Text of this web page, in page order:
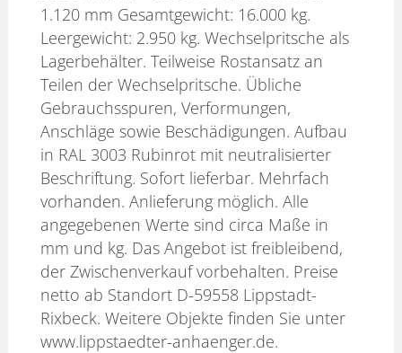
1.120 mm Gesamtgewicht: 16.000 kg.
Leergewicht: 2.950 kg. Wechselpritsche als
Lagerbehälter. Teilweise Rostansatz an
Teilen der Wechselpritsche. Übliche
Gebrauchsspuren, Verformungen,
Anschläge sowie Beschädigungen. Aufbau
in RAL 3003 Rubinrot mit neutralisierter
Beschriftung. Sofort lieferbar. Mehrfach
vorhanden. Anlieferung möglich. Alle
angegebenen Werte sind circa Maße in
mm und kg. Das Angebot ist freibleibend,
der Zwischenverkauf vorbehalten. Preise
netto ab Standort D-59558 Lippstadt-
Rixbeck. Weitere Objekte finden Sie unter
www.lippstaedter-anhaenger.de.